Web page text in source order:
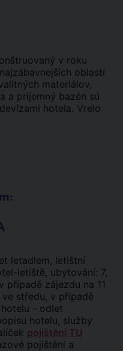
v roku
oblastí
materiálov,
a príjemný bazén sú
hotela. Vrelo
letadlem, letištní
letiště, ubytování: 7,
případě zájezdu na 11
středu, v případě
hotelu - odlet
hotelu, služby
pojištění TU
pojištění a